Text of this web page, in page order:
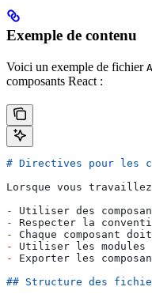
Exemple de contenu
Voici un exemple de fichier
composants React :
# Directives pour les
Lorsque vous
-
Utiliser des
-
Respecter la
-
Chaque composant
-
Utiliser les modules
-
Exporter les
## Structure des